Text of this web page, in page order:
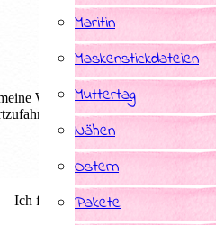
Maritin
Maskenstickdateien
Muttertag
Nähen
Ostern
Pakete
Website in diesem Browser für
Ich fertige Individuelle